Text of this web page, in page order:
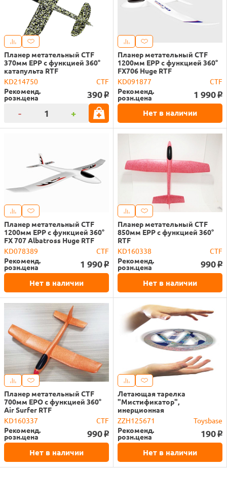
Планер метательный CTF
370мм EPP с функцией 360°
катапульта RTF
KD214750
CTF
Рекоменд.
розн.цена 390 o
- +
Планер метательный CTF
1200мм EPP с функцией 360°
FX706 Huge RTF
KD091877
CTF
Рекоменд.
розн.цена 1 990 o
Нет в наличии
Планер метательный CTF
1200мм EPP с функцией 360°
FX 707 Albatross Huge RTF
KD078389
CTF
Рекоменд.
розн.цена 1 990 o
Нет в наличии
Планер метательный CTF
850мм EPP с функцией 360°
RTF
KD160338
CTF
Рекоменд.
розн.цена 990 o
Нет в наличии
Планер метательный CTF
700мм EPO с функцией 360°
Air Surfer RTF
KD160337
CTF
Рекоменд.
розн.цена 990 o
Нет в наличии
Летающая тарелка
"Мистификатор",
инерционная
ZZH125671
Toysbase
Рекоменд.
розн.цена 190 o
Нет в наличии